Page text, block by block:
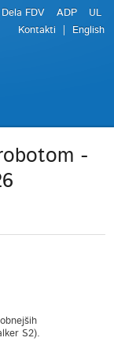
Dela FDV ADP
UL
Kontakti
English
-
S2).